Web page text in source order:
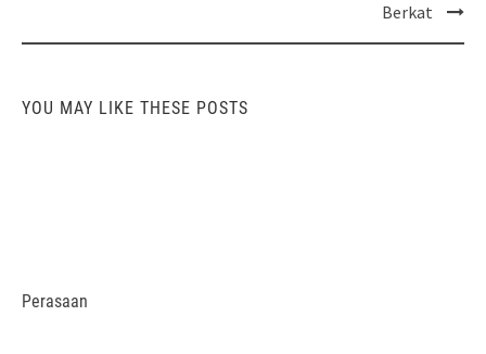
Berkat
YOU MAY LIKE THESE POSTS
Perasaan